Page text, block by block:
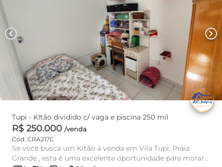
chevron_left chevron_right
Tupi - KItão dividido c/ vaga e piscina 250 mil
R$ 250.000 /venda
Cód: CRA217C
Se você busca um Kitão à venda em Vila Tupi, Praia
Grande , esta é uma excelente oportunidade para morar